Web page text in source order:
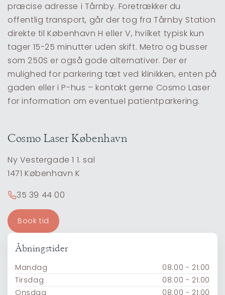
præcise adresse i Tårnby. Foretrækker du
offentlig transport, går der tog fra Tårnby Station
direkte til København H eller V, hvilket typisk kun
tager 15-25 minutter uden skift. Metro og busser
som 250S er også gode alternativer. Der er
mulighed for parkering tæt ved klinikken, enten på
gaden eller i P-hus – kontakt gerne Cosmo Laser
for information om eventuel patientparkering.
Cosmo Laser København
Ny Vestergade 1 1. sal
1471 København K
35 39 44 00
Book tid
Åbningstider
Mandag
08:00 - 21:00
Tirsdag
08:00 - 21:00
Onsdag
08:00 - 21:00